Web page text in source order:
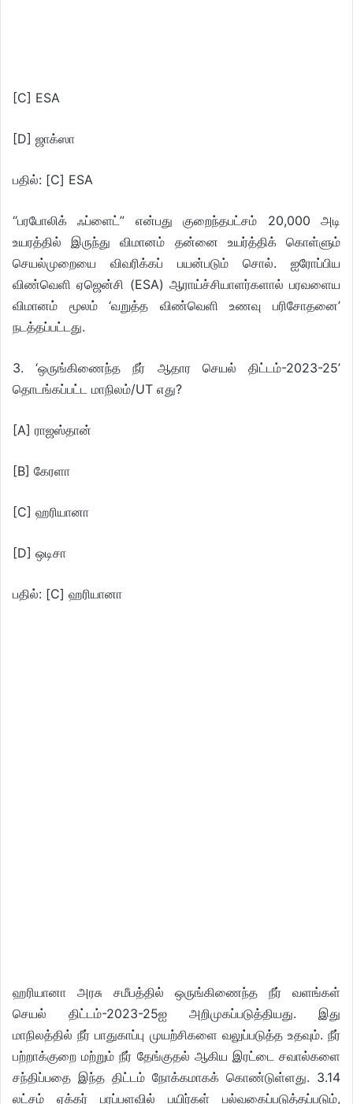
[C] ESA
[D] ஜாக்ஸா
பதில்: [C] ESA
“பரபோலிக் ஃப்ளைட்” என்பது குறைந்தபட்சம் 20,000 அடி
உயரத்தில் இருந்து விமானம் தன்னை உயர்த்திக் கொள்ளும்
செயல்முறையை விவரிக்கப் பயன்படும் சொல். ஐரோப்பிய
விண்வெளி ஏஜென்சி (ESA) ஆராய்ச்சியாளர்களால் பரவளைய
விமானம் மூலம் ‘வறுத்த விண்வெளி உணவு பரிசோதனை’
நடத்தப்பட்டது.
3. ‘ஒருங்கிணைந்த நீர் ஆதார செயல் திட்டம்-2023-25’
தொடங்கப்பட்ட மாநிலம்/UT எது?
[A] ராஜஸ்தான்
[B] கேரளா
[C] ஹரியானா
[D] ஒடிசா
பதில்: [C] ஹரியானா
ஹரியானா அரசு சமீபத்தில் ஒருங்கிணைந்த நீர் வளங்கள்
செயல் திட்டம்-2023-25ஐ அறிமுகப்படுத்தியது. இது
மாநிலத்தில் நீர் பாதுகாப்பு முயற்சிகளை வலுப்படுத்த உதவும். நீர்
பற்றாக்குறை மற்றும் நீர் தேங்குதல் ஆகிய இரட்டை சவால்களை
சந்திப்பதை இந்த திட்டம் நோக்கமாகக் கொண்டுள்ளது. 3.14
லட்சம் ஏக்கர் பரப்பளவில் பயிர்கள் பல்வகைப்படுத்தப்படும்,